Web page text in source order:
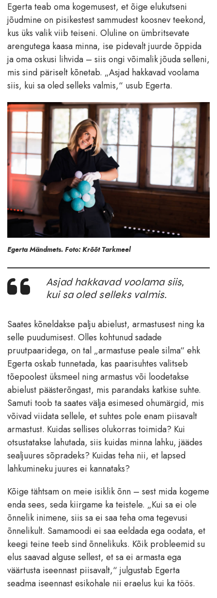
Egerta teab oma kogemusest, et õige elukutseni
jõudmine on pisikestest sammudest koosnev teekond,
kus üks valik viib teiseni. Oluline on ümbritsevate
arengutega kaasa minna, ise pidevalt juurde õppida
ja oma oskusi lihvida – siis ongi võimalik jõuda selleni,
mis sind päriselt kõnetab. „Asjad hakkavad voolama
siis, kui sa oled selleks valmis,“ usub Egerta.
Egerta Mändmets. Foto: Krõõt Tarkmeel
Asjad hakkavad voolama siis,
kui sa oled selleks valmis.
Saates kõneldakse palju abielust, armastusest ning ka
selle puudumisest. Olles kohtunud sadade
pruutpaaridega, on tal „armastuse peale silma“ ehk
Egerta oskab tunnetada, kas paarisuhtes valitseb
tõepoolest üksmeel ning armastus või loodetakse
abielust päästerõngast, mis parandaks katkise suhte.
Samuti toob ta saates välja esimesed ohumärgid, mis
võivad viidata sellele, et suhtes pole enam piisavalt
armastust. Kuidas sellises olukorras toimida? Kui
otsustatakse lahutada, siis kuidas minna lahku, jäädes
sealjuures sõpradeks? Kuidas teha nii, et lapsed
lahkumineku juures ei kannataks?
Kõige tähtsam on meie isiklik õnn – sest mida kogeme
enda sees, seda kiirgame ka teistele. „Kui sa ei ole
õnnelik inimene, siis sa ei saa teha oma tegevusi
õnnelikult. Samamoodi ei saa eeldada ega oodata, et
keegi teine teeb sind õnnelikuks. Kõik probleemid su
elus saavad alguse sellest, et sa ei armasta ega
väärtusta iseennast piisavalt,“ julgustab Egerta
seadma iseennast esikohale nii eraelus kui ka töös.